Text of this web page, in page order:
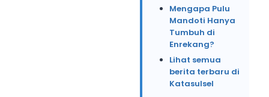
Mengapa Pulu
Mandoti Hanya
Tumbuh di
Enrekang?
Lihat semua
berita terbaru di
Katasulsel